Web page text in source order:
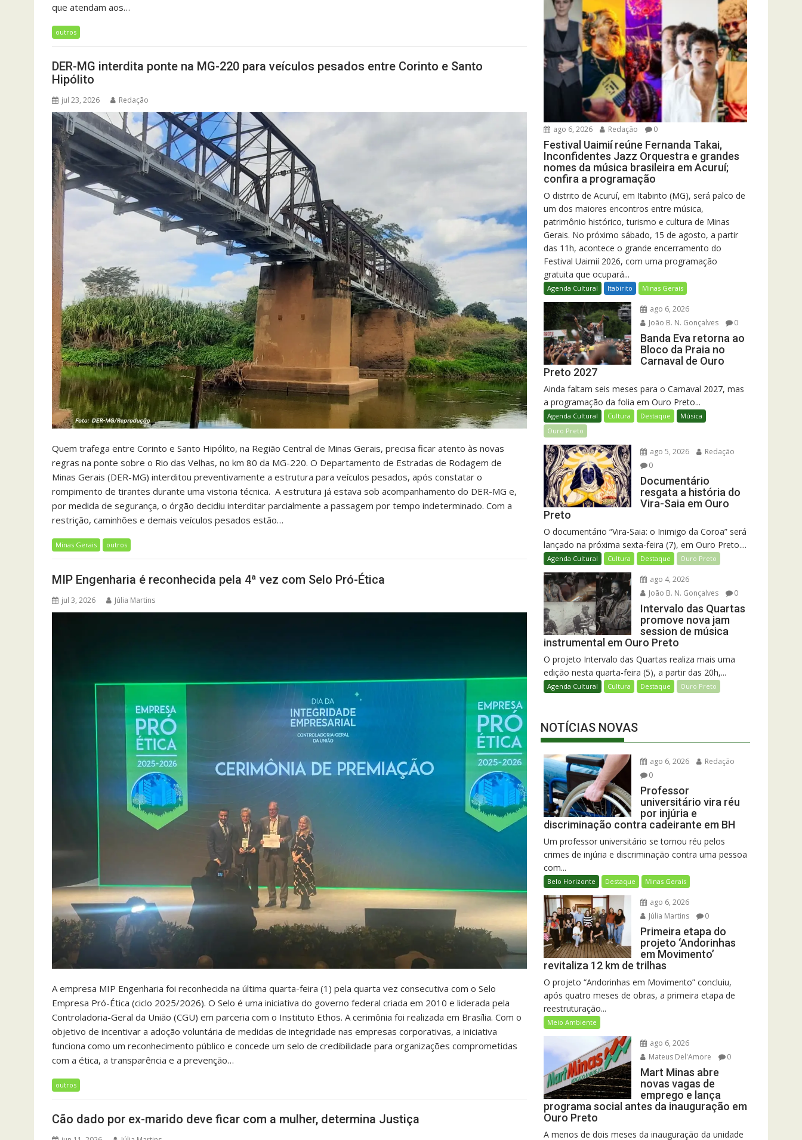
que atendam aos…
outros
DER-MG interdita ponte na MG-220 para veículos pesados entre Corinto e Santo
Hipólito
jul 23, 2026 Redação
Quem trafega entre Corinto e Santo Hipólito, na Região Central de Minas Gerais, precisa ficar atento às novas
regras na ponte sobre o Rio das Velhas, no km 80 da MG-220. O Departamento de Estradas de Rodagem de
Minas Gerais (DER-MG) interditou preventivamente a estrutura para veículos pesados, após constatar o
rompimento de tirantes durante uma vistoria técnica. A estrutura já estava sob acompanhamento do DER-MG e,
por medida de segurança, o órgão decidiu interditar parcialmente a passagem por tempo indeterminado. Com a
restrição, caminhões e demais veículos pesados estão…
Minas Gerais outros
MIP Engenharia é reconhecida pela 4ª vez com Selo Pró-Ética
jul 3, 2026 Júlia Martins
A empresa MIP Engenharia foi reconhecida na última quarta-feira (1) pela quarta vez consecutiva com o Selo
Empresa Pró-Ética (ciclo 2025/2026). O Selo é uma iniciativa do governo federal criada em 2010 e liderada pela
Controladoria-Geral da União (CGU) em parceria com o Instituto Ethos. A cerimônia foi realizada em Brasília. Com o
objetivo de incentivar a adoção voluntária de medidas de integridade nas empresas corporativas, a iniciativa
funciona como um reconhecimento público e concede um selo de credibilidade para organizações comprometidas
com a ética, a transparência e a prevenção…
outros
Cão dado por ex-marido deve ficar com a mulher, determina Justiça
ago 6, 2026 Redação 0
Festival Uaimií reúne Fernanda Takai,
Inconfidentes Jazz Orquestra e grandes
nomes da música brasileira em Acuruí;
confira a programação
O distrito de Acuruí, em Itabirito (MG), será palco de
um dos maiores encontros entre música,
patrimônio histórico, turismo e cultura de Minas
Gerais. No próximo sábado, 15 de agosto, a partir
das 11h, acontece o grande encerramento do
Festival Uaimií 2026, com uma programação
gratuita que ocupará...
Agenda Cultural Itabirito Minas Gerais
ago 6, 2026
João B. N. Gonçalves
0
Banda Eva retorna ao
Bloco da Praia no
Carnaval de Ouro
Preto 2027
Ainda faltam seis meses para o Carnaval 2027, mas
a programação da folia em Ouro Preto...
Agenda Cultural Cultura Destaque
Música
Ouro Preto
ago 5, 2026
Redação
0
Documentário
resgata a história do
Vira-Saia em Ouro
Preto
O documentário “Vira-Saia: o Inimigo da Coroa” será
lançado na próxima sexta-feira (7), em Ouro Preto....
Agenda Cultural Cultura Destaque Ouro Preto
ago 4, 2026
João B. N. Gonçalves
0
Intervalo das Quartas
promove nova jam
session de música
instrumental em Ouro Preto
O projeto Intervalo das Quartas realiza mais uma
edição nesta quarta-feira (5), a partir das 20h,...
Agenda Cultural Cultura Destaque Ouro Preto
NOTÍCIAS NOVAS
ago 6, 2026
Redação
0
Professor
universitário vira réu
por injúria e
discriminação contra cadeirante em BH
Um professor universitário se tornou réu pelos
crimes de injúria e discriminação contra uma pessoa
com...
Belo Horizonte Destaque Minas Gerais
ago 6, 2026
Júlia Martins
0
Primeira etapa do
projeto ‘Andorinhas
em Movimento’
revitaliza 12 km de trilhas
O projeto “Andorinhas em Movimento” concluiu,
após quatro meses de obras, a primeira etapa de
reestruturação...
Meio Ambiente
ago 6, 2026
Mateus Del'Amore
0
Mart Minas abre
novas vagas de
emprego e lança
programa social antes da inauguração em
Ouro Preto
A menos de dois meses da inauguração da unidade